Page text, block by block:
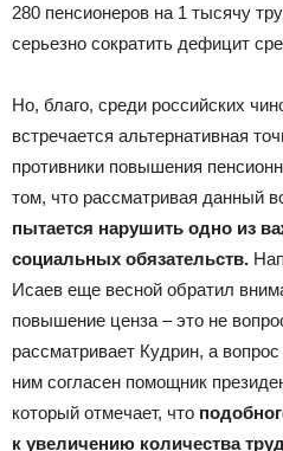
280 пенсионеров на 1 тысячу
серьезно сократить дефицит
Но, благо, среди российских
встречается альтернативная
противники повышения
том, что рассматривая данный
пытается нарушить одно из
социальных обязательств.
Исаев еще весной обратил
повышение ценза – это не
рассматривает Кудрин, а
ним согласен помощник
который отмечает, что
к увеличению количества